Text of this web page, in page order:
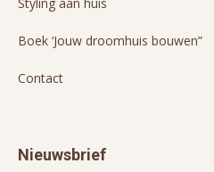
Boek ‘Jouw droomhuis bouwen”
Contact
Nieuwsbrief